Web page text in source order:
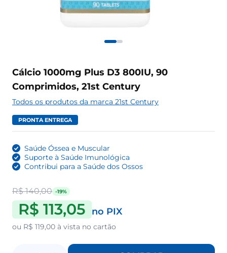
Cálcio 1000mg Plus D3 800IU, 90
Comprimidos, 21st Century
Todos os produtos da marca 21st Century
PRONTA ENTREGA
Saúde Óssea e Muscular
Suporte à Saúde Imunológica
Contribui para a Saúde dos Ossos
R$ 140,00 -19%
R$ 113,05 no PIX
ou R$ 119,00 à vista no cartão